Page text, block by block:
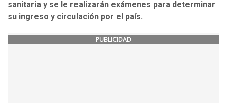
sanitaria y se le realizarán exámenes para determinar
su ingreso y circulación por el país.
PUBLICIDAD